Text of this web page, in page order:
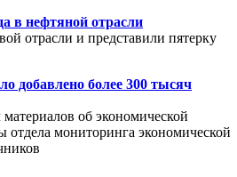
в нефтяной отрасли
отрасли и представили пятерку
добавлено более 300 тысяч
об экономической
мониторинга экономической